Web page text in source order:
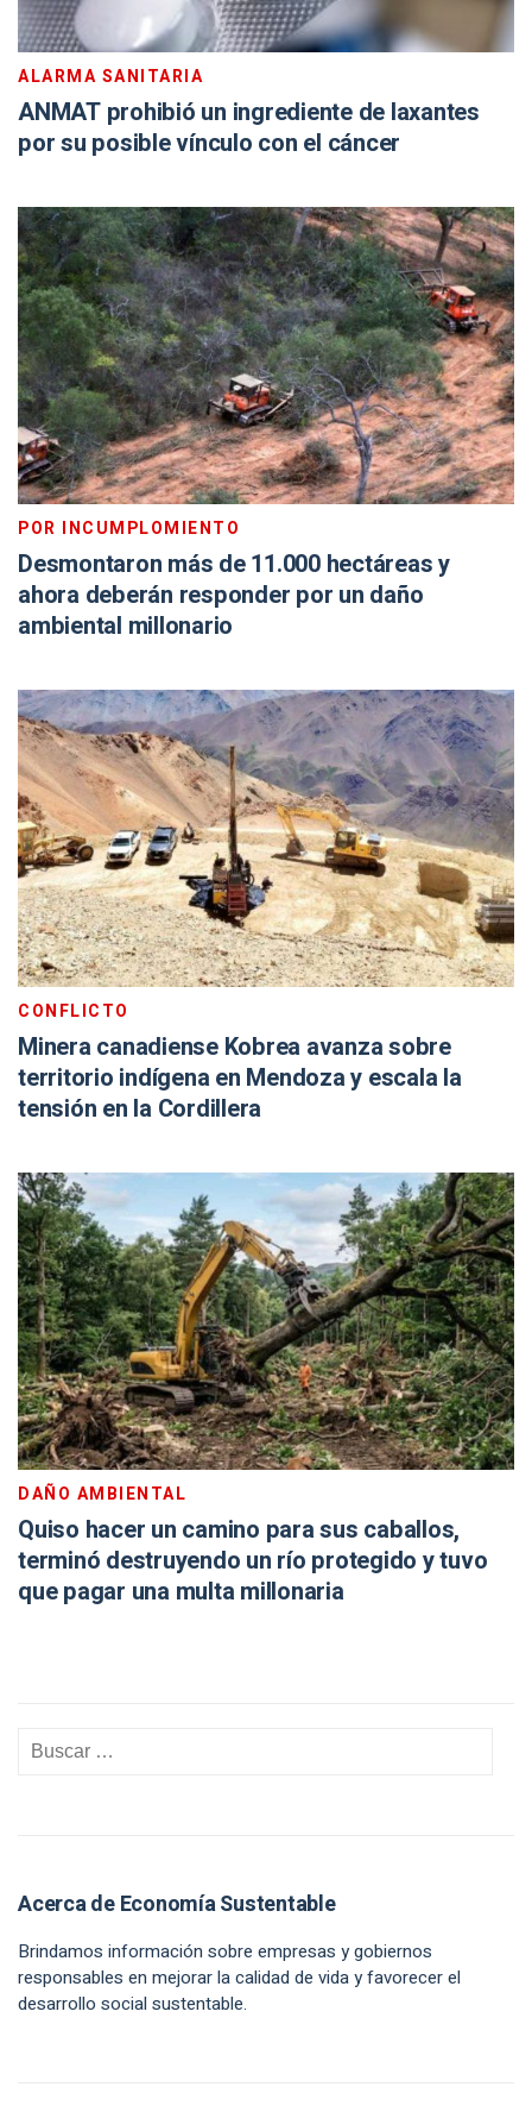
ALARMA SANITARIA
ANMAT prohibió un ingrediente de laxantes
por su posible vínculo con el cáncer
POR INCUMPLOMIENTO
Desmontaron más de 11.000 hectáreas y
ahora deberán responder por un daño
ambiental millonario
CONFLICTO
Minera canadiense Kobrea avanza sobre
territorio indígena en Mendoza y escala la
tensión en la Cordillera
DAÑO AMBIENTAL
Quiso hacer un camino para sus caballos,
terminó destruyendo un río protegido y tuvo
que pagar una multa millonaria
Acerca de Economía Sustentable
Brindamos información sobre empresas y gobiernos
responsables en mejorar la calidad de vida y favorecer el
desarrollo social sustentable.